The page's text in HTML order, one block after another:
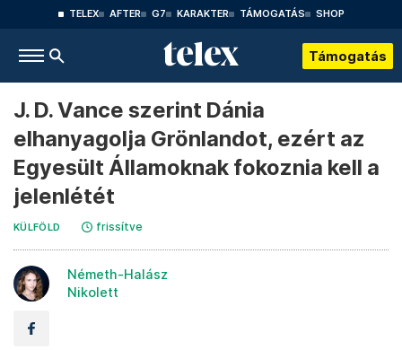
TELEX AFTER G7 KARAKTER TÁMOGATÁS SHOP
Támogatás
J. D. Vance szerint Dánia
elhanyagolja Grönlandot, ezért az
Egyesült Államoknak fokoznia kell a
jelenlétét
KÜLFÖLD frissítve
Németh-Halász
Nikolett